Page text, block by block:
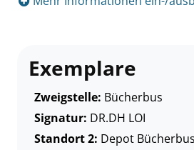
Exemplare
Zweigstelle: Bücherbus
Signatur: DR.DH LOI
Standort 2: Depot Bücherbus